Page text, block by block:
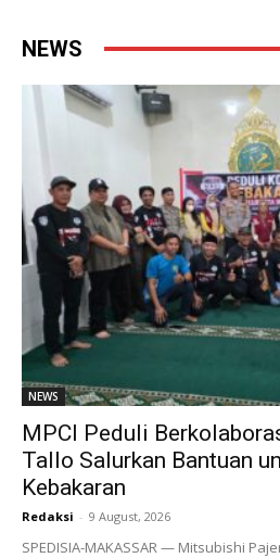
NEWS
NEWS
MPCI Peduli
Tallo Salurkan Bantuan
Kebakaran
Redaksi - 9 August, 2026
SPEDISIA-MAKASSAR — Mitsubishi